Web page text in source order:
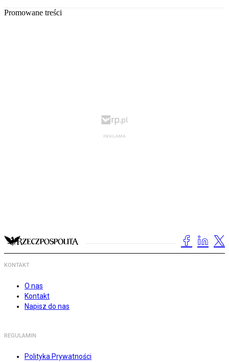
Promowane treści
KONTAKT
O nas
Kontakt
Napisz do nas
REGULAMIN
Polityka Prywatności